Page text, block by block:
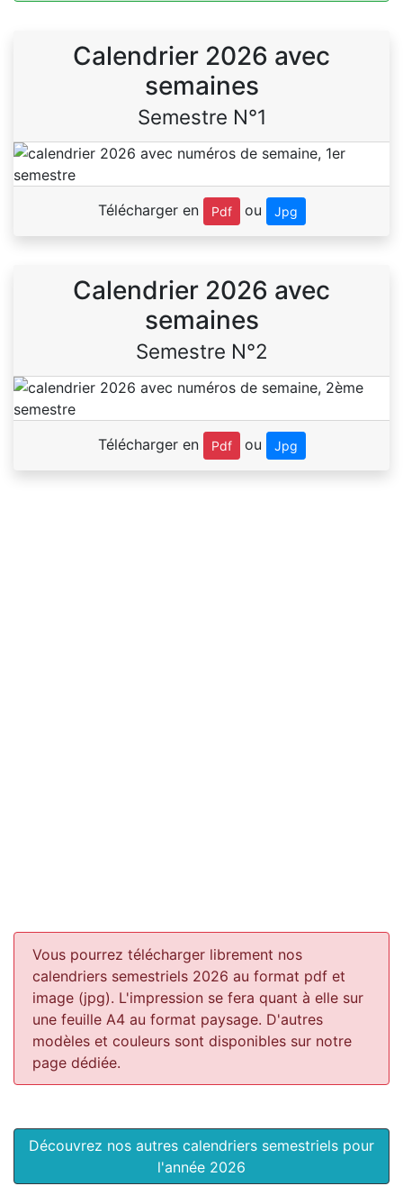
Calendrier 2026 avec
semaines
Semestre N°1
Télécharger en Pdf ou Jpg
Calendrier 2026 avec
semaines
Semestre N°2
Télécharger en Pdf ou Jpg
Vous pourrez télécharger librement nos
calendriers semestriels 2026 au format pdf et
image (jpg). L'impression se fera quant à elle sur
une feuille A4 au format paysage. D'autres
modèles et couleurs sont disponibles sur notre
page dédiée.
Découvrez nos autres calendriers semestriels pour
l'année 2026